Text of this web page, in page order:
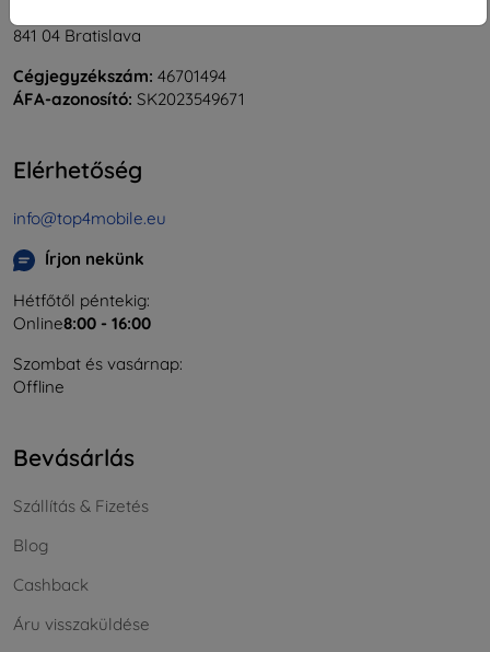
841 04 Bratislava
Cégjegyzékszám: 46701494
ÁFA-azonosító: SK2023549671
Elérhetőség
info@top4mobile.eu
Írjon nekünk
Hétfőtől péntekig:
Online8:00 - 16:00
Szombat és vasárnap:
Offline
Bevásárlás
Szállítás & Fizetés
Blog
Cashback
Áru visszaküldése